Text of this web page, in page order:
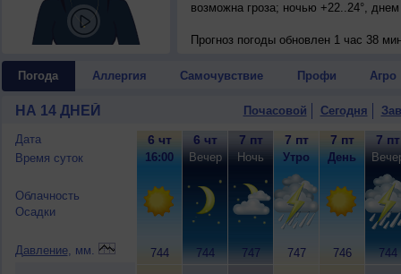
возможна гроза; ночью +22..24°,
Прогноз погоды обновлен 1 час 38
Погода Аллергия Самочувствие Профи Агро
НА 14 ДНЕЙ Почасовой Сегодня
Дата
Время суток
Облачность
Осадки
Давление, мм.
6 чт
16:00
744
6 чт
Вечер
744
7 пт
Ночь
747
7 пт
Утро
747
7 пт
День
746
7 пт
744